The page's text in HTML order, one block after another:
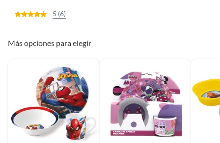
5 (6)
Más opciones para elegir